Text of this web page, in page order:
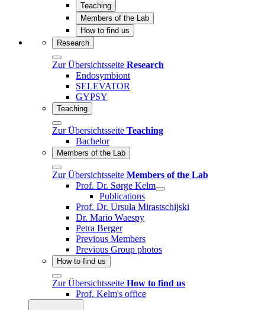
Teaching
Members of the Lab
How to find us
Research
Zur Übersichtsseite Research
Endosymbiont
SELEVATOR
GYPSY
Teaching
Zur Übersichtsseite Teaching
Bachelor
Members of the Lab
Zur Übersichtsseite Members of the Lab
Prof. Dr. Sørge Kelm
Publications
Prof. Dr. Ursula Mirastschijski
Dr. Mario Waespy
Petra Berger
Previous Members
Previous Group photos
How to find us
Zur Übersichtsseite How to find us
Prof. Kelm's office